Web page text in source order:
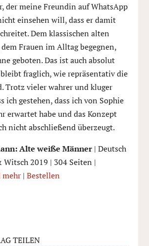
der meine Freundin auf WhatsApp
einsehen will, dass er damit
Dem klassischen alten
Frauen im Alltag begegnen,
geboten. Das ist auch absolut
bleibt fraglich, wie repräsentativ die
Trotz vieler wahrer und kluger
ich gestehen, dass ich von Sophie
erwartet habe und das Konzept
nicht abschließend überzeugt.
Alte weiße Männer| Deutsch
Witsch 2019 | 304 Seiten |
mehr| Bestellen
TEILEN